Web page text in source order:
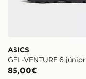
ASICS
GEL-VENTURE 6 júnior
85,00€